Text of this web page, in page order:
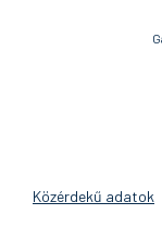
Közérdekű adatok